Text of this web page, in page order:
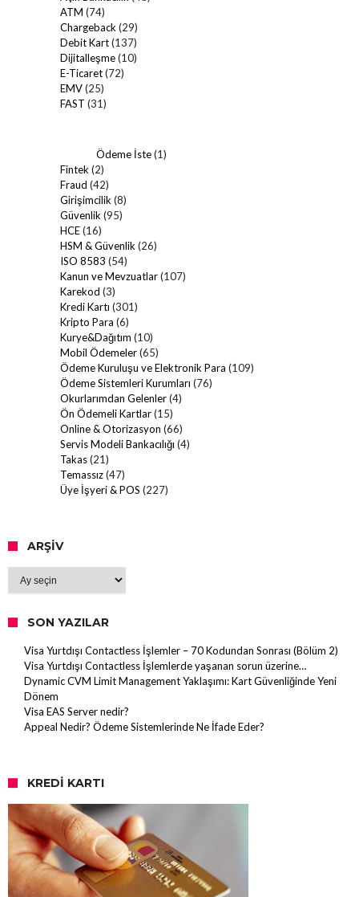
ATM (74)
Chargeback(29)
Debit Kart(137)
Dijitalleşme(10)
E-Ticaret(72)
EMV(25)
FAST (31)
Ödeme İste(1)
Fintek(2)
Fraud (42)
Girişimcilik(8)
Güvenlik(95)
HCE(16)
HSM & Güvenlik(26)
ISO 8583 (54)
Kanun ve Mevzuatlar(107)
Karekod (3)
Kredi Kartı (301)
Kripto Para (6)
Kurye&Dağıtım (10)
Mobil Ödemeler(65)
Ödeme Kuruluşu ve Elektronik Para (109)
Ödeme Sistemleri Kurumları (76)
Okurlarımdan Gelenler(4)
Ön Ödemeli Kartlar(15)
Online & Otorizasyon (66)
Servis Modeli Bankacılığı (4)
Takas(21)
Temassız(47)
Üye İşyeri & POS (227)
ARŞIV
Arşiv
SON YAZILAR
Visa Yurtdışı Contactless İşlemler – 70 Kodundan Sonrası (Bölüm 2)
Visa Yurtdışı Contactless İşlemlerde yaşanan sorun üzerine…
Dynamic CVM Limit Management Yaklaşımı: Kart Güvenliğinde Yeni
Dönem
Visa EAS Server nedir?
Appeal Nedir? Ödeme Sistemlerinde Ne İfade Eder?
KREDI KARTI